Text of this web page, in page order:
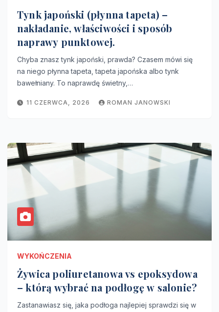
Tynk japoński (płynna tapeta) –
nakładanie, właściwości i sposób
naprawy punktowej.
Chyba znasz tynk japoński, prawda? Czasem mówi się
na niego płynna tapeta, tapeta japońska albo tynk
bawełniany. To naprawdę świetny,…
11 CZERWCA, 2026 ROMAN JANOWSKI
WYKOŃCZENIA
Żywica poliuretanowa vs epoksydowa
– którą wybrać na podłogę w salonie?
Zastanawiasz się, jaka podłoga najlepiej sprawdzi się w